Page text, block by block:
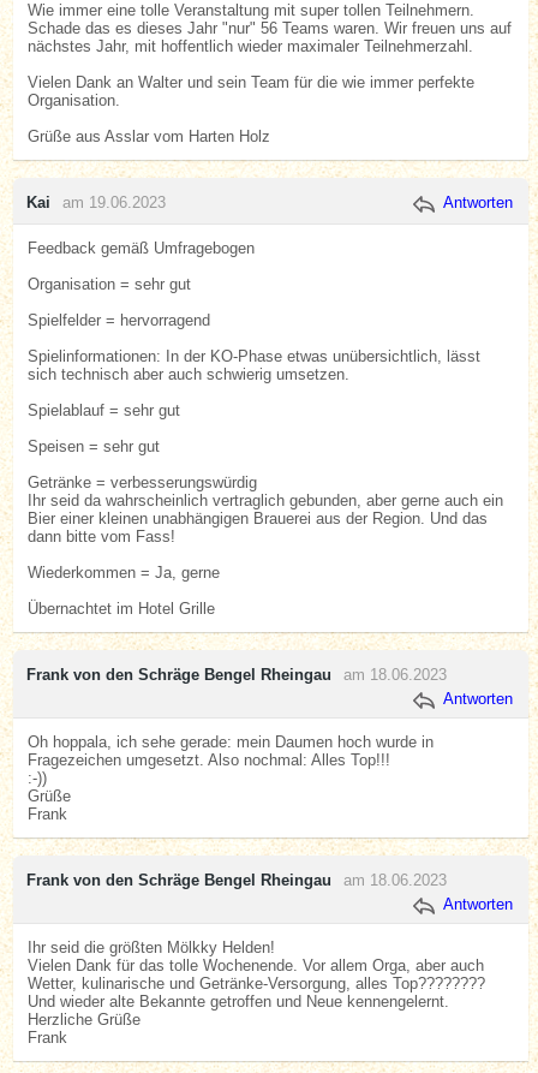
Wie immer eine tolle Veranstaltung mit super tollen Teilnehmern.
Schade das es dieses Jahr "nur" 56 Teams waren. Wir freuen uns auf
nächstes Jahr, mit hoffentlich wieder maximaler Teilnehmerzahl.
Vielen Dank an Walter und sein Team für die wie immer perfekte
Organisation.
Grüße aus Asslar vom Harten Holz
Kai am 19.06.2023 Antworten
Feedback gemäß Umfragebogen
Organisation = sehr gut
Spielfelder = hervorragend
Spielinformationen: In der KO-Phase etwas unübersichtlich, lässt
sich technisch aber auch schwierig umsetzen.
Spielablauf = sehr gut
Speisen = sehr gut
Getränke = verbesserungswürdig
Ihr seid da wahrscheinlich vertraglich gebunden, aber gerne auch ein
Bier einer kleinen unabhängigen Brauerei aus der Region. Und das
dann bitte vom Fass!
Wiederkommen = Ja, gerne
Übernachtet im Hotel Grille
Frank von den Schräge Bengel Rheingau
am 18.06.2023
Antworten
Oh hoppala, ich sehe gerade: mein Daumen hoch wurde in
Fragezeichen umgesetzt. Also nochmal: Alles Top!!!
:-))
Grüße
Frank
Frank von den Schräge Bengel Rheingau
am 18.06.2023
Antworten
Ihr seid die größten Mölkky Helden!
Vielen Dank für das tolle Wochenende. Vor allem Orga, aber auch
Wetter, kulinarische und Getränke-Versorgung, alles Top????????
Und wieder alte Bekannte getroffen und Neue kennengelernt.
Herzliche Grüße
Frank